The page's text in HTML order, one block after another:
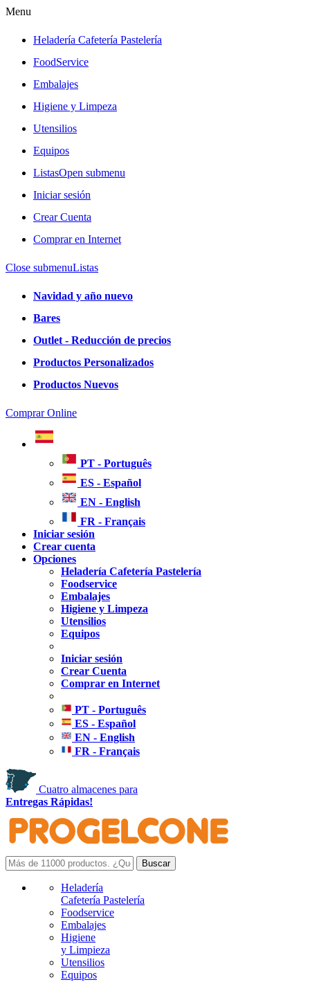
Menu
Heladería Cafetería Pastelería
FoodService
Embalajes
Higiene y Limpeza
Utensilios
Equipos
ListasOpen submenu
Iniciar sesión
Crear Cuenta
Comprar en Internet
Close submenuListas
Navidad y año nuevo
Bares
Outlet - Reducción de precios
Productos Personalizados
Productos Nuevos
Comprar Online
PT - Português
ES - Español
EN - English
FR - Français
Iniciar sesión
Crear cuenta
Opciones
Heladería Cafetería Pastelería
Foodservice
Embalajes
Higiene y Limpeza
Utensilios
Equipos
Iniciar sesión
Crear Cuenta
Comprar en Internet
PT - Português
ES - Español
EN - English
FR - Français
Cuatro almacenes para
Entregas Rápidas!
Heladería
Cafetería Pastelería
Foodservice
Embalajes
Higiene
y Limpieza
Utensilios
Equipos